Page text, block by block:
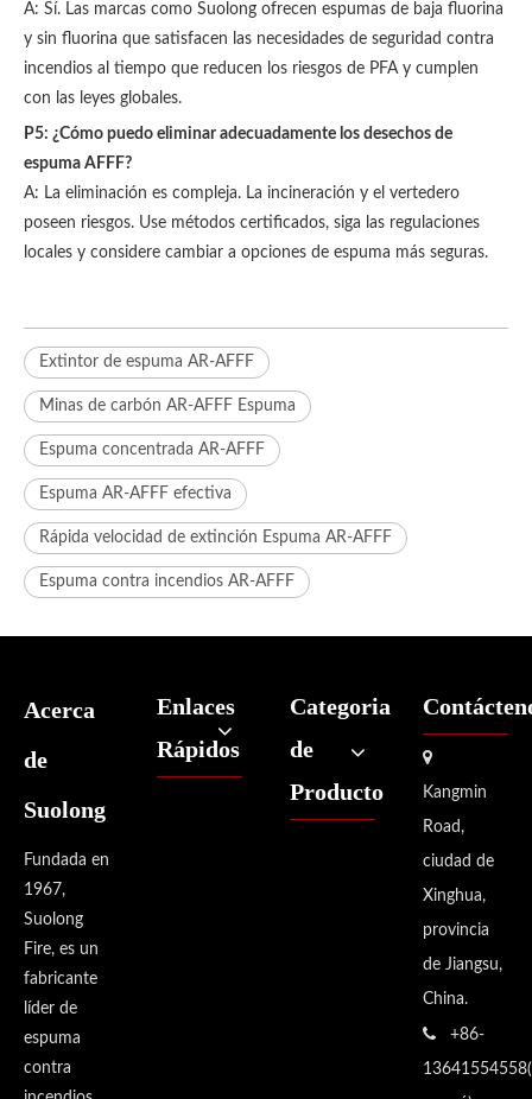
A: Sí. Las marcas como Suolong ofrecen espumas de baja fluorina
y sin fluorina que satisfacen las necesidades de seguridad contra
incendios al tiempo que reducen los riesgos de PFA y cumplen
con las leyes globales.
P5: ¿Cómo puedo eliminar adecuadamente los desechos de
espuma AFFF?
A: La eliminación es compleja. La incineración y el vertedero
poseen riesgos. Use métodos certificados, siga las regulaciones
locales y considere cambiar a opciones de espuma más seguras.
Extintor de espuma AR-AFFF
Minas de carbón AR-AFFF Espuma
Espuma concentrada AR-AFFF
Espuma AR-AFFF efectiva
Rápida velocidad de extinción Espuma AR-AFFF
Espuma contra incendios AR-AFFF
Acerca
de
Suolong
Fundada en
1967,
Suolong
Fire, es un
fabricante
líder de
espuma
contra
Enlaces
Rápidos
Categoria
de
Producto

Kangmin
Road,
ciudad de
Xinghua,
provincia
de Jiangsu,
China.
 +86-